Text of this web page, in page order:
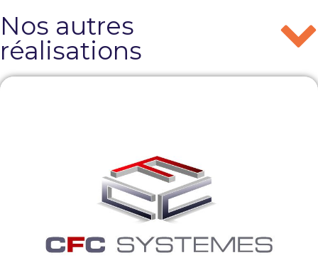
Nos autres
réalisations